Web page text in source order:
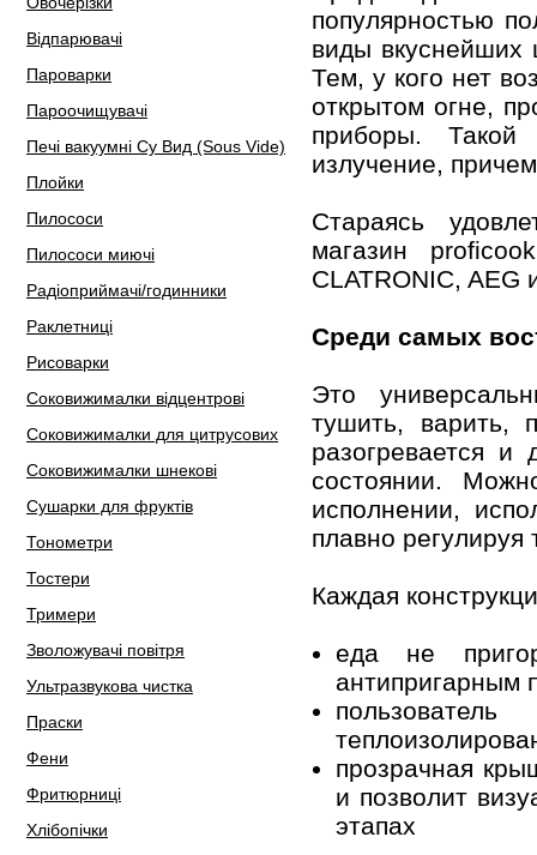
Відпарювачі
Пароварки
Пароочищувачі
Печі вакуумні Су Вид (Sous Vide)
Плойки
Пилососи
Пилососи миючі
Радіоприймачі/годинники
Раклетниці
Рисоварки
Соковижималки відцентрові
Соковижималки для цитрусових
Соковижималки шнекові
Сушарки для фруктів
Тонометри
Тостери
Тримери
Зволожувачі повітря
Ультразвукова чистка
Праски
Фени
Фритюрниці
Хлібопічки
популярностью
виды
Тем, у кого нет
открытом огне,
приборы. Такой
излучение,
Стараясь
магазин
CLATRONIC, AEG
Среди самых
Это
тушить, варить,
разогревается и
состоянии.
исполнении,
плавно
Каждая
еда не
антипригарным
прозрачная
и позволит
этапах